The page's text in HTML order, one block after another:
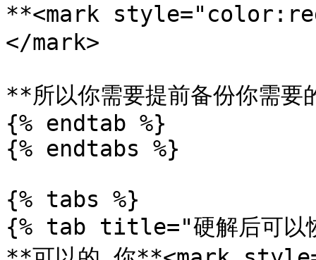
**<mark
</mark>
**所以你需要提前备份你需要
{% endtab %}
{% endtabs %}
{% tabs %}
{% tab title="硬解后可以恢